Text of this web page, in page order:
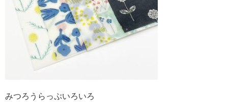
みつろうらっぷいろいろ